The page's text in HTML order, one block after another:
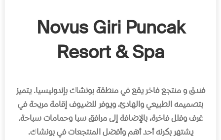
Novus Giri Puncak
Resort & Spa
فندق و منتجع فاخر يقع في منطقة بونشاك بإندونيسيا.يتميز
بتصميمه الطبيعي والهادئ، ويوفر للضيوف إقامة مريحة في
غرف وفلل فاخرة، بالإضافة إلى مرافق سبا وحمامات سباحة.
يشتهر بكرنه أحد أهم وأفضل المنتجعات في بونشاك.